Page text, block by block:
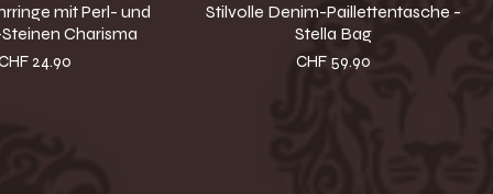
mit Perl- und
Charisma
24.90
Stilvolle Denim-Paillettentasche -
Stella Bag
Preis
CHF 59.90